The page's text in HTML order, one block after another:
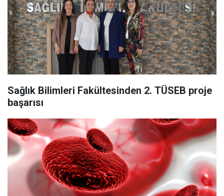
Sağlık Bilimleri Fakültesinden 2. TÜSEB proje
başarısı